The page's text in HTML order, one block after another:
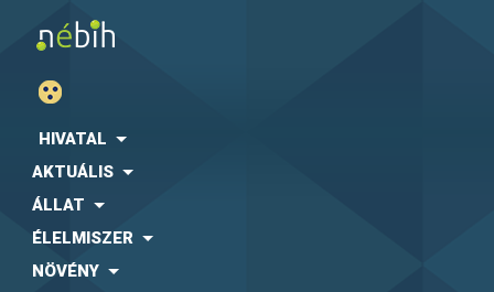
HIVATAL
AKTUÁLIS
ÁLLAT
ÉLELMISZER
NÖVÉNY